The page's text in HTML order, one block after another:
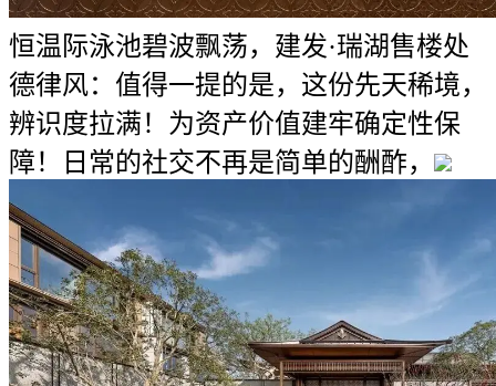
恒温际泳池碧波飘荡，建发·瑞湖售楼处
德律风：值得一提的是，这份先天稀境，
辨识度拉满！为资产价值建牢确定性保
障！日常的社交不再是简单的酬酢，